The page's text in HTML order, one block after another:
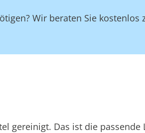
Wir beraten Sie kostenlos
gereinigt. Das ist die